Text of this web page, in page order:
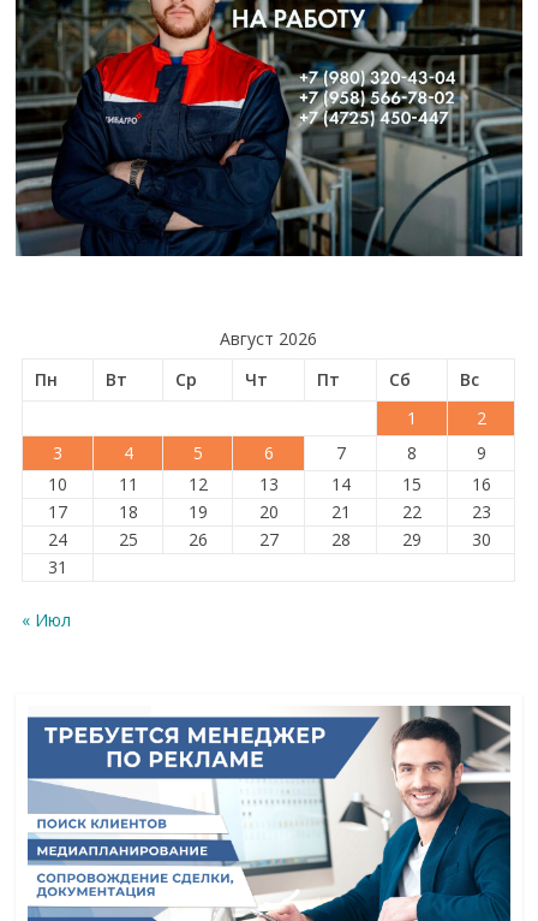
Август 2026
Пн
Вт Ср Чт Пт Сб
Вс
1
2
3
4 5 6 7 8
9
10
11 12 13 14 15
16
17
18 19 20 21 22
23
24
25 26 27 28 29
30
31
« Июл